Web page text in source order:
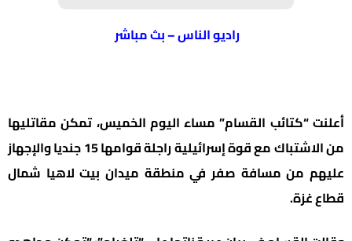
راديو الناس – بث مباشر
أعلنت “كتائب القسام” مساء اليوم الخميس، تمكن مقاتليها
من الاشتباك مع قوة إسرائيلية راجلة قوامها 15 جنديا والإجهاز
عليهم من مسافة صفر في منطقة ميدان بيت لاهيا شمال
قطاع غزة.